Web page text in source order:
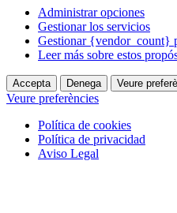
Administrar opciones
Gestionar los servicios
Gestionar {vendor_count}
Leer más sobre estos
Accepta Denega Veure
Veure preferències
Política de cookies
Política de privacidad
Aviso Legal